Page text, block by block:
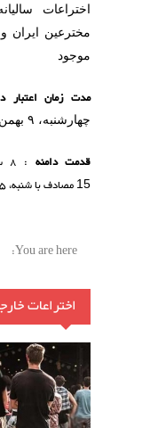
اختراعات
مخترعین ایران
موجود
مدت زمان اعتبار
چهارشنبه، ۹ بهمن ۱۳۹۸
قدمت دامنه : 8 سال (زمان ثبت اولیه :
15 مصادف با شنبه،
You are here:
اختراعات